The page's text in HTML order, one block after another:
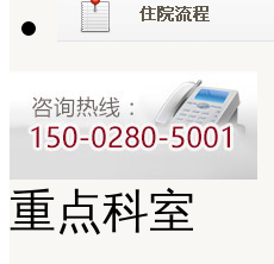
重点科室